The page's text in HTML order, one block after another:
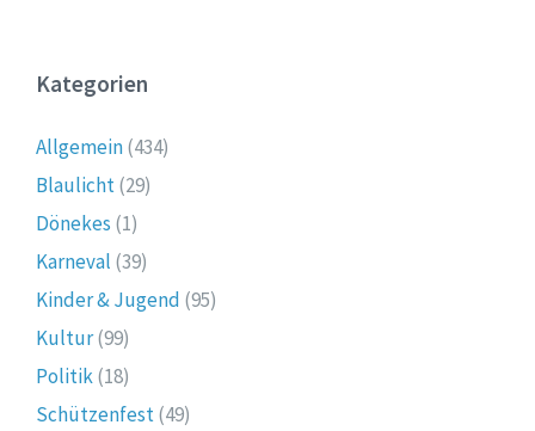
Kategorien
Allgemein(434)
Blaulicht(29)
Dönekes (1)
Karneval (39)
Kinder & Jugend (95)
Kultur(99)
Politik(18)
Schützenfest(49)